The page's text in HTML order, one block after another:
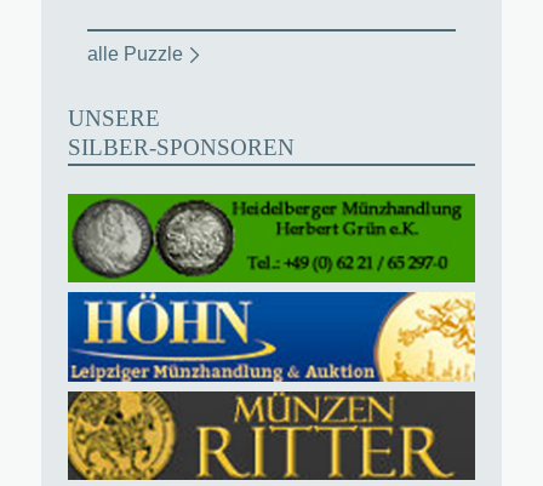
alle Puzzle
UNSERE
SILBER-SPONSOREN